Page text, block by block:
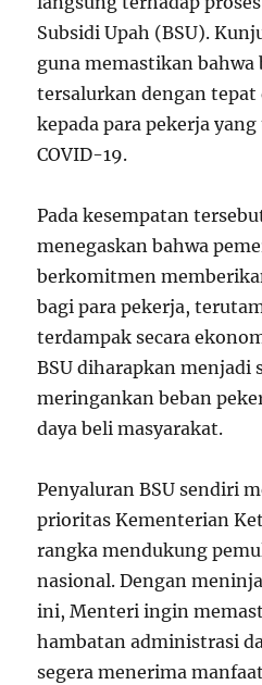
Subsidi Upah (BSU).
guna memastikan
tersalurkan dengan
kepada para pekerja
COVID-19.
Pada kesempatan
menegaskan bahwa
berkomitmen
bagi para pekerja,
terdampak secara
BSU diharapkan menjadi
meringankan beban
daya beli masyarakat.
Penyaluran BSU sendiri
prioritas Kementerian
rangka mendukung
nasional. Dengan
ini, Menteri ingin
hambatan administrasi
segera menerima